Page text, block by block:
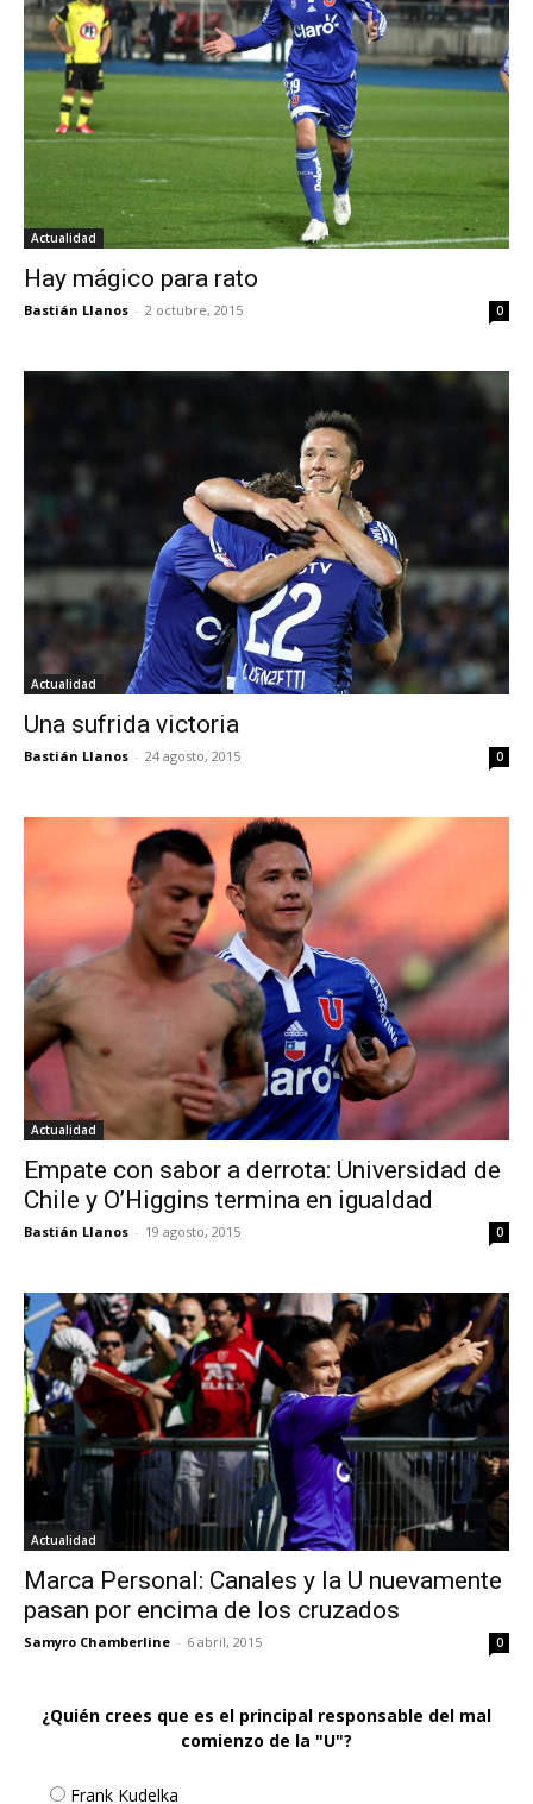
Actualidad
Hay mágico para rato
Bastián Llanos - 2 octubre, 2015 0
Actualidad
Una sufrida victoria
Bastián Llanos - 24 agosto, 2015 0
Actualidad
Empate con sabor a derrota: Universidad de
Chile y O’Higgins termina en igualdad
Bastián Llanos - 19 agosto, 2015 0
Actualidad
Marca Personal: Canales y la U nuevamente
pasan por encima de los cruzados
Samyro Chamberline - 6 abril, 2015 0
¿Quién crees que es el principal responsable del mal
comienzo de la "U"?
Frank Kudelka